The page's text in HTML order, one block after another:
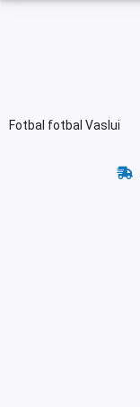
Fotbal fotbal Vaslui